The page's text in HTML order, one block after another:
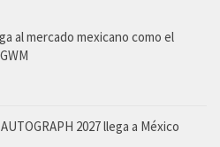
al mercado mexicano como el
2027 llega a México